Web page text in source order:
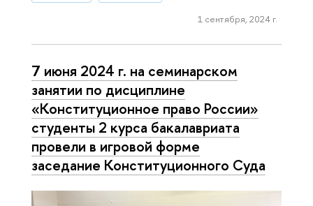
1 сентября, 2024 г.
7 июня 2024 г. на семинарском
занятии по дисциплине
«Конституционное право России»
студенты 2 курса бакалавриата
провели в игровой форме
заседание Конституционного Суда